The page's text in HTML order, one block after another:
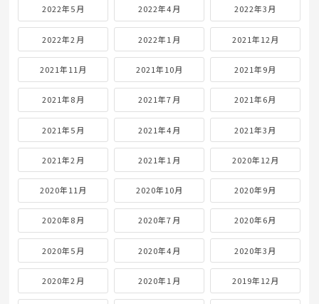
2022年5月 2022年4月 2022年3月
2022年2月 2022年1月 2021年12月
2021年11月 2021年10月 2021年9月
2021年8月 2021年7月 2021年6月
2021年5月 2021年4月 2021年3月
2021年2月 2021年1月 2020年12月
2020年11月 2020年10月 2020年9月
2020年8月 2020年7月 2020年6月
2020年5月 2020年4月 2020年3月
2020年2月 2020年1月 2019年12月